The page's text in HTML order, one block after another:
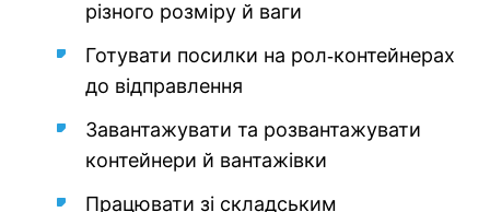
різного розміру й ваги
Готувати посилки на рол-контейнерах
до відправлення
Завантажувати та розвантажувати
контейнери й вантажівки
Працювати зі складським